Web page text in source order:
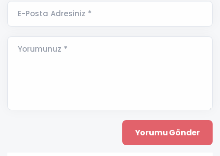
E-Posta Adresiniz *
Yorumunuz *